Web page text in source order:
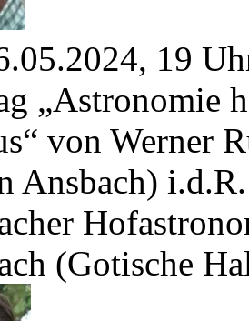
19
„Astronomie
von Werner
Ansbach)
(Gotische